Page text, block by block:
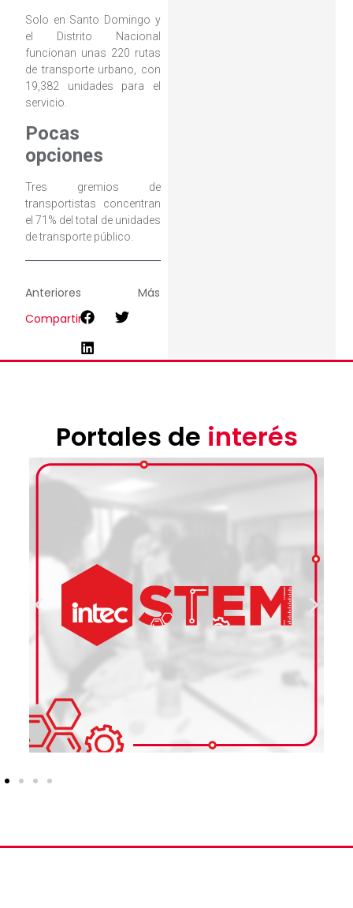
Solo en Santo Domingo y
el Distrito Nacional
funcionan unas 220 rutas
de transporte urbano, con
19,382 unidades para el
servicio.
Pocas
opciones
Tres gremios de
transportistas concentran
el 71% del total de unidades
de transporte público.
Anteriores
Más
Compartir
Portales de interés